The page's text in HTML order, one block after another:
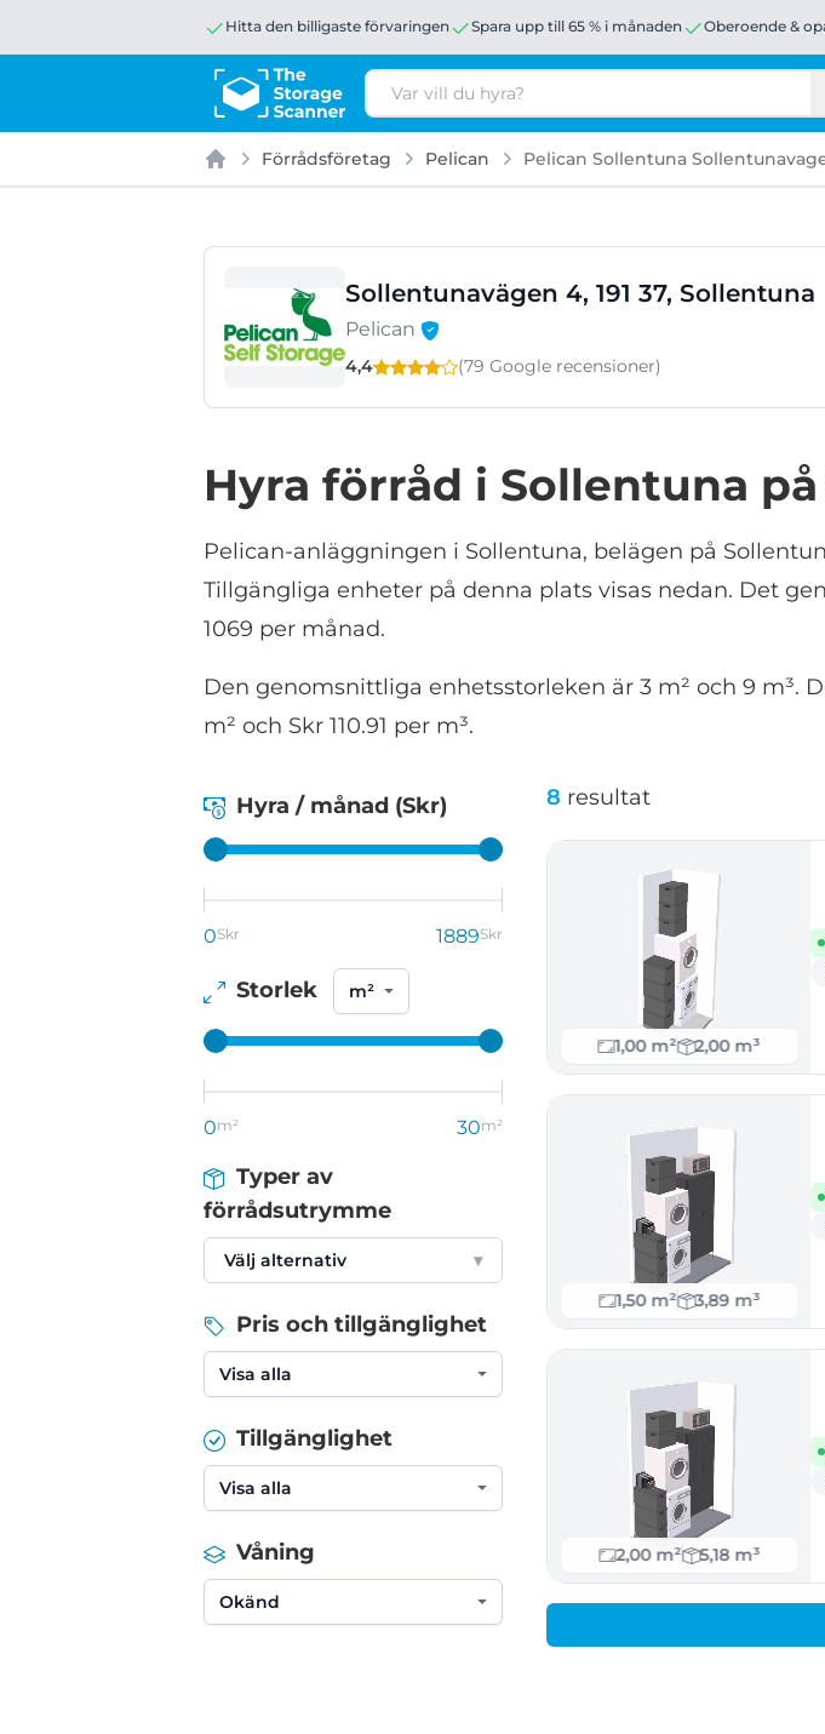
Hitta den billigaste förvaringen Spara upp till 65 % i månaden Oberoende &
Sök
Hem
Förrådsföretag Pelican Pelican Sollentuna
Sollentunavägen 4, 191 37, Sollentuna
Pelican
4,4 (79 Google recensioner)
Hyra förråd i Sollentuna
Pelican-anläggningen i Sollentuna, belägen på
Tillgängliga enheter på denna plats visas nedan. Det
1069 per månad.
Den genomsnittliga enhetsstorleken är 3 m² och 9 m³.
m² och Skr 110.91 per m³.
8 resultat
1,00 m² 2,00 m³
1,50 m² 3,89 m³
2,00 m² 5,18 m³
Hyra / månad (Skr)
0Skr 1889Skr
Storlek
0m² 30m²
Typer av
förrådsutrymme
Välj alternativ ▾
Pris och tillgänglighet
Tillgänglighet
Våning